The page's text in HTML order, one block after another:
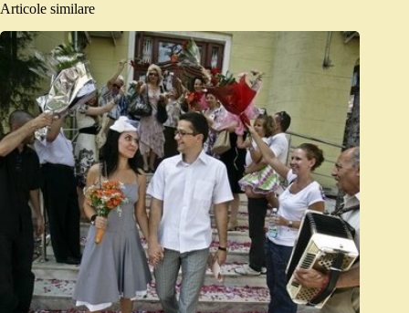
Articole similare